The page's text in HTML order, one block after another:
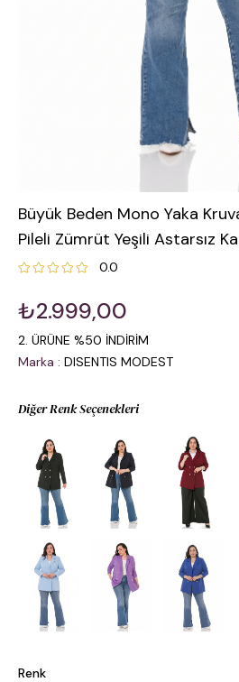
Büyük Beden Mono Yaka
Pileli Zümrüt Yeşili Astarsız
0.0
₺2.999,00
2. ÜRÜNE %50 İNDİRİM
Marka : DISENTIS MODEST
Diğer Renk Seçenekleri
Renk